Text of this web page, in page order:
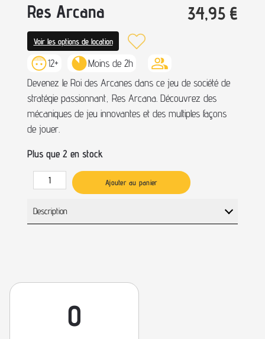
Res Arcana 34,95 €
Voir les options de location
12+
Moins de 2h
Devenez le Roi des Arcanes dans ce jeu de société de
stratégie passionnant, Res Arcana. Découvrez des
mécaniques de jeu innovantes et des multiples façons
de jouer.
Plus que 2 en stock
Ajouter au panier
Description
0